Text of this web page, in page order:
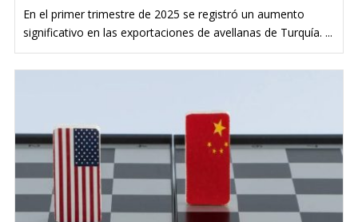
En el primer trimestre de 2025 se registró un aumento
significativo en las exportaciones de avellanas de Turquía. ...